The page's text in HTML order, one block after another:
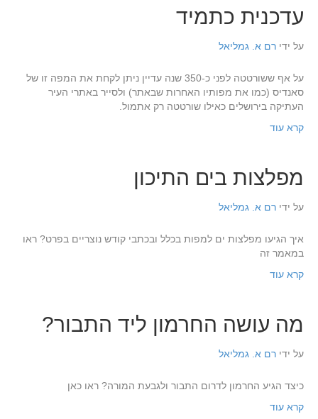
עדכנית כתמיד
על ידי רם א. גמליאל
על אף ששורטטה לפני כ-350 שנה עדיין ניתן לקחת את המפה זו של
סאנדיס (כמו את מפותיו האחרות שבאתר) ולסייר באתרי העיר
העתיקה בירושלים כאילו שורטטה רק אתמול.
קרא עוד
מפלצות בים התיכון
על ידי רם א. גמליאל
איך הגיעו מפלצות ים למפות בכלל ובכתבי קודש נוצריים בפרט? ראו
במאמר זה
קרא עוד
מה עושה החרמון ליד התבור?
על ידי רם א. גמליאל
כיצד הגיע החרמון לדרום התבור ולגבעת המורה? ראו כאן
קרא עוד